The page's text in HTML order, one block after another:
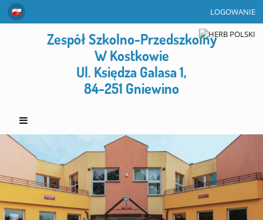
LOGOWANIE
Zespół Szkolno-Przedszkolny
W Kostkowie
Ul. Księdza Galasa 1,
84-251 Gniewino
Strona
główna